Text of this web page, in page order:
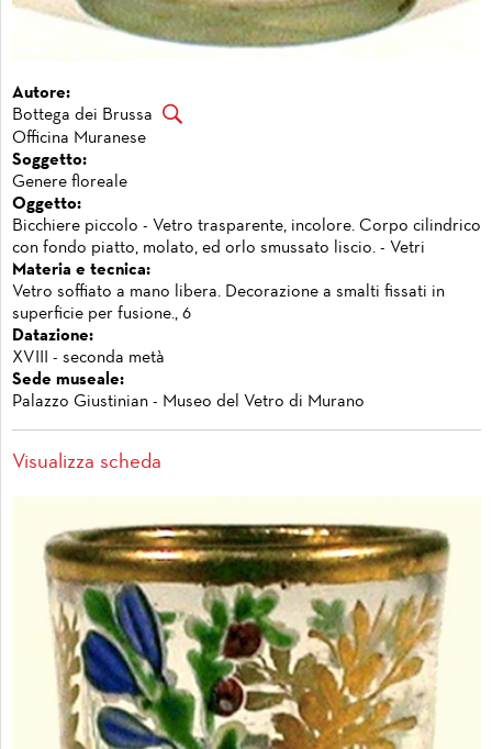
Autore:
Bottega dei Brussa
Officina Muranese
Soggetto:
Genere floreale
Oggetto:
Bicchiere piccolo - Vetro trasparente, incolore. Corpo cilindrico
con fondo piatto, molato, ed orlo smussato liscio. - Vetri
Materia e tecnica:
Vetro soffiato a mano libera. Decorazione a smalti fissati in
superficie per fusione., 6
Datazione:
XVIII - seconda metà
Sede museale:
Palazzo Giustinian - Museo del Vetro di Murano
Visualizza scheda